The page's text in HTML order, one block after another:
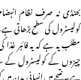
بھنڈی نہ صرف نظام
کولیسٹرول کی سطح بڑھاتی
مطلب یہ ہے کہ یہ فائبر
چیزوں کے کولیسٹرول کے
ہے۔ نتیجے میں انسانی بدن